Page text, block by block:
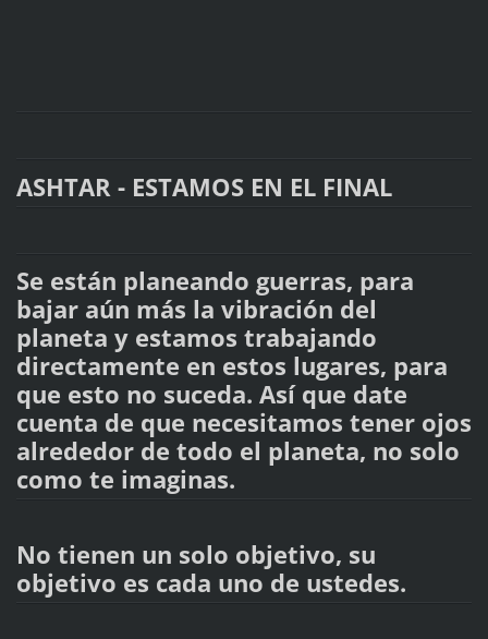
ASHTAR - ESTAMOS EN EL FINAL
Se están planeando guerras, para
bajar aún más la vibración del
planeta y estamos trabajando
directamente en estos lugares, para
que esto no suceda. Así que date
cuenta de que necesitamos tener ojos
alrededor de todo el planeta, no solo
como te imaginas.
No tienen un solo objetivo, su
objetivo es cada uno de ustedes.